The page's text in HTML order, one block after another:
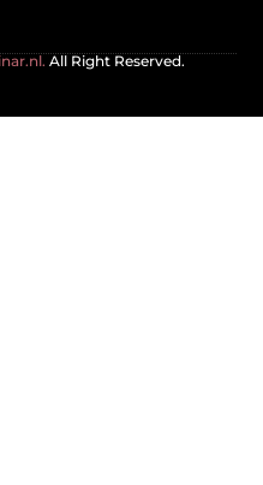
All Right Reserved.